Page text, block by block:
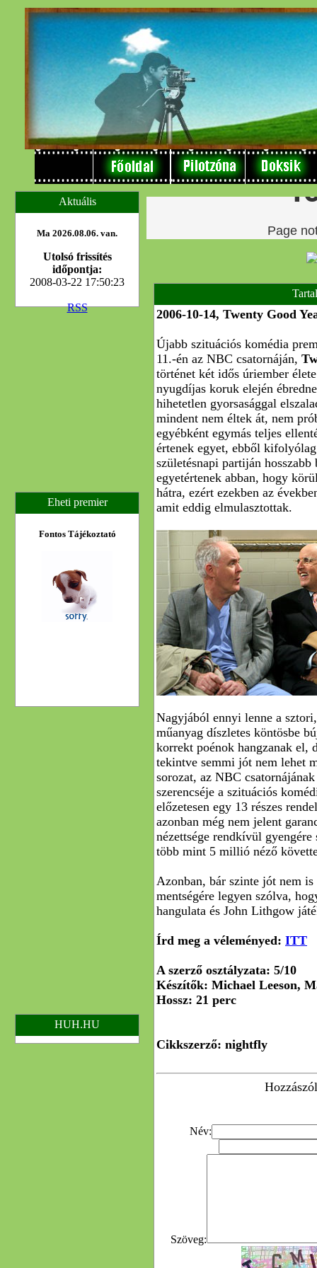
Aktuális
Ma 2026.08.06. van.
Utolsó frissítés
időpontja:
2008-03-22 17:50:23
RSS 2006-10-14, Twenty Good
Újabb szituációs komédia
11.-én az NBC csatornáján,
történet két idős úriember
nyugdíjas koruk elején
hihetetlen gyorsasággal
mindent nem éltek át, nem
egyébként egymás teljes
értenek egyet, ebből
születésnapi partiján
egyetértenek abban, hogy
hátra, ezért ezekben az
amit eddig elmulasztottak.
Nagyjából ennyi lenne a
műanyag díszletes köntösbe
korrekt poénok hangzanak el,
tekintve semmi jót nem lehet
sorozat, az NBC
szerencséje a szituációs
előzetesen egy 13 részes
azonban még nem jelent
nézettsége rendkívül
több mint 5 millió néző
Azonban, bár szinte jót nem
mentségére legyen szólva,
hangulata és John Lithgow
Írd meg a véleményed: ITT
A szerző osztályzata: 5/10
Készítők: Michael Leeson,
Hossz: 21 perc
Cikkszerző: nightfly
Név:
Szöveg:
Eheti premier
Fontos Tájékoztató
HUH.HU